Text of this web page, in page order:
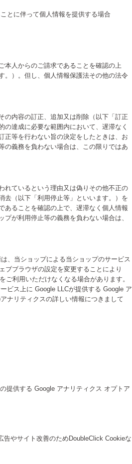
とに伴って個人情報を提供する場合
本人からのご請求であることを確認の上
。）。但し、個人情報保護法その他の法令
の内容の訂正、追加又は削除（以下「訂正
達成に必要な範囲内において、遅滞なく
正等を行わない旨の決定をしたときは、お
の義務を負わない場合は、この限りではあ
れているという理由又は偽りその他不正の
去（以下「利用停止等」といいます。）を
あることを確認の上で、遅滞なく個人情報
が利用停止等の義務を負わない場合は、
、当ショップによる当ショップのサービス
ブブラウザの設定を変更することにより
利用いただけなくなる場合があります。
ビス上に Google LLCが提供する Google ア
ナリティクスの詳しい情報につきまして
提供する Google アナリティクス オプトア
告やサイト改善のためDoubleClick Cookieな